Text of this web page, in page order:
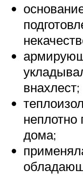
внахлест;
неплотно
дома;